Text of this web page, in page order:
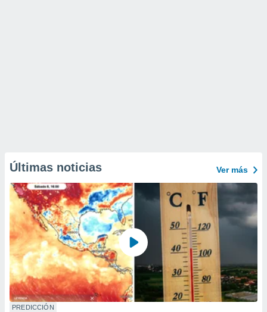
Últimas noticias Ver más
PREDICCIÓN